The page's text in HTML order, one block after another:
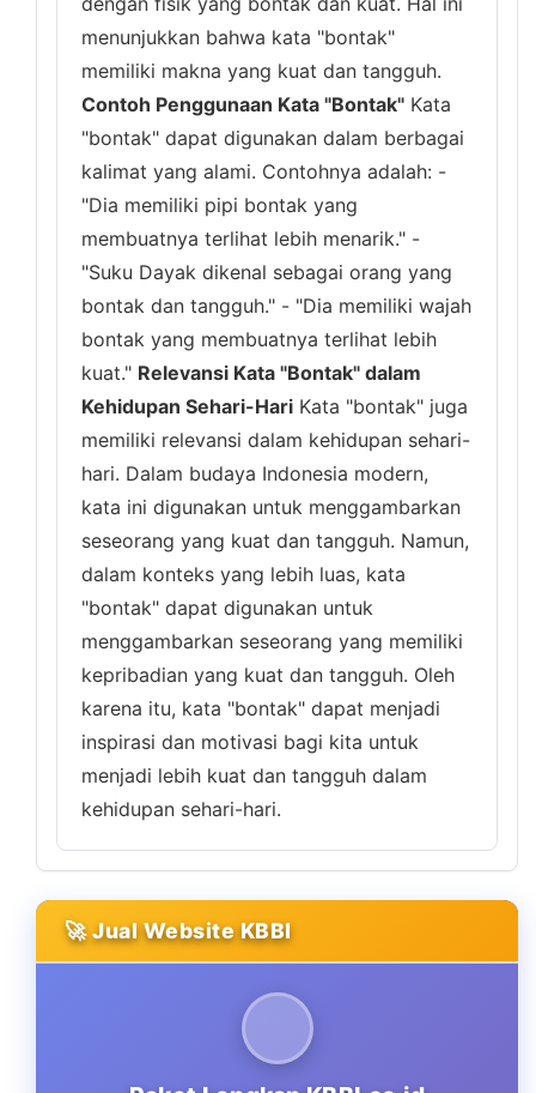
menunjukkan bahwa kata "bontak"
memiliki makna yang kuat dan tangguh.
Contoh Penggunaan Kata "Bontak" Kata
"bontak" dapat digunakan dalam berbagai
kalimat yang alami. Contohnya adalah: -
"Dia memiliki pipi bontak yang
membuatnya terlihat lebih menarik." -
"Suku Dayak dikenal sebagai orang yang
bontak dan tangguh." - "Dia memiliki wajah
bontak yang membuatnya terlihat lebih
kuat." Relevansi Kata "Bontak" dalam
Kehidupan Sehari-Hari Kata "bontak" juga
memiliki relevansi dalam kehidupan sehari-
hari. Dalam budaya Indonesia modern,
kata ini digunakan untuk menggambarkan
seseorang yang kuat dan tangguh. Namun,
dalam konteks yang lebih luas, kata
"bontak" dapat digunakan untuk
menggambarkan seseorang yang memiliki
kepribadian yang kuat dan tangguh. Oleh
karena itu, kata "bontak" dapat menjadi
inspirasi dan motivasi bagi kita untuk
menjadi lebih kuat dan tangguh dalam
kehidupan sehari-hari.
🚀 Jual Website KBBI